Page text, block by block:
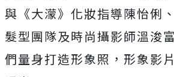
與《大濛》化妝指導陳怡俐
髮型團隊及時尚攝影師溫浚
們量身打造形象照，形象影